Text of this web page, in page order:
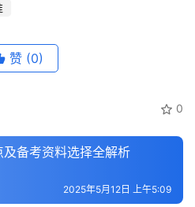
赞 (0)
0
备考资料选择全解析
2025年5月12日 上午5:09